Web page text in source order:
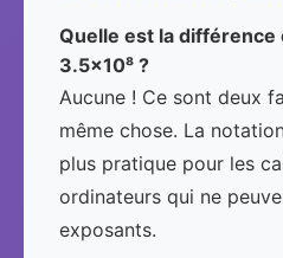
Quelle est la
3.5×10⁸ ?
Aucune ! Ce sont deux
même chose. La
plus pratique pour les
ordinateurs qui ne
exposants.